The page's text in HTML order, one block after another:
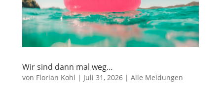
Wir sind dann mal weg…
von Florian Kohl | Juli 31, 2026| Alle Meldungen